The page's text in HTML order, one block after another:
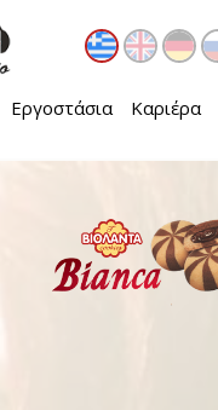
Εργοστάσια Καριέρα